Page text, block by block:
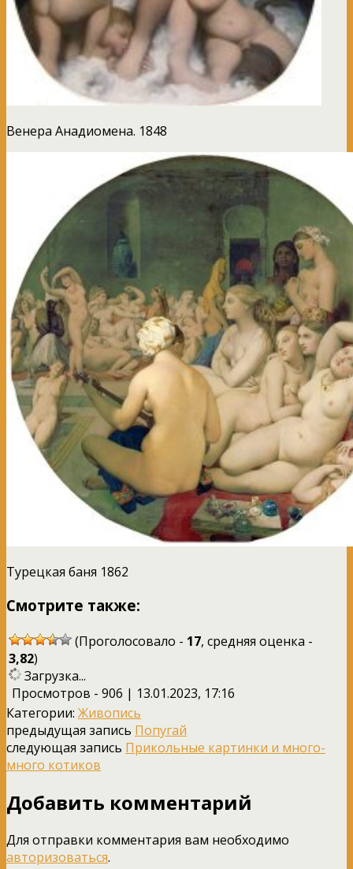
Венера Анадиомена. 1848
Турецкая баня 1862
Смотрите также:
(Проголосовало - 17, средняя оценка -
3,82)
Загрузка...
Просмотров - 906 | 13.01.2023, 17:16
Категории: Живопись
предыдущая запись Попугай
следующая запись Прикольные картинки и много-
много котиков
Добавить комментарий
Для отправки комментария вам необходимо
авторизоваться.